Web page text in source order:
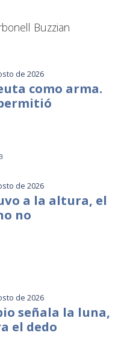
Buzzian
de 2026
como arma.
de 2026
a la altura, el
no
de 2026
señala la luna,
el dedo